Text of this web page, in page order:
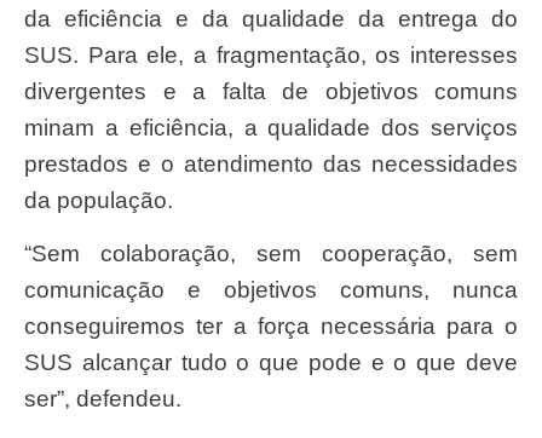
da eficiência e da qualidade da entrega do
SUS. Para ele, a fragmentação, os interesses
divergentes e a falta de objetivos comuns
minam a eficiência, a qualidade dos serviços
prestados e o atendimento das necessidades
da população.
“Sem colaboração, sem cooperação, sem
comunicação e objetivos comuns, nunca
conseguiremos ter a força necessária para o
SUS alcançar tudo o que pode e o que deve
ser”, defendeu.